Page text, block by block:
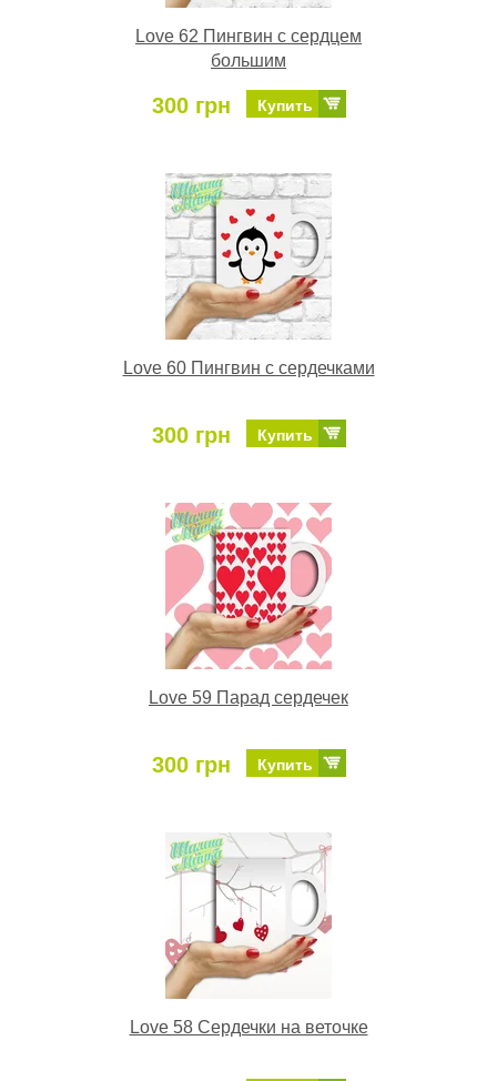
Love 62 Пингвин с сердцем
большим
300 грн Купить
Love 60 Пингвин с сердечками
300 грн Купить
Love 59 Парад сердечек
300 грн Купить
Love 58 Сердечки на веточке